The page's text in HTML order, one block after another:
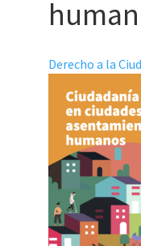
Derecho a la